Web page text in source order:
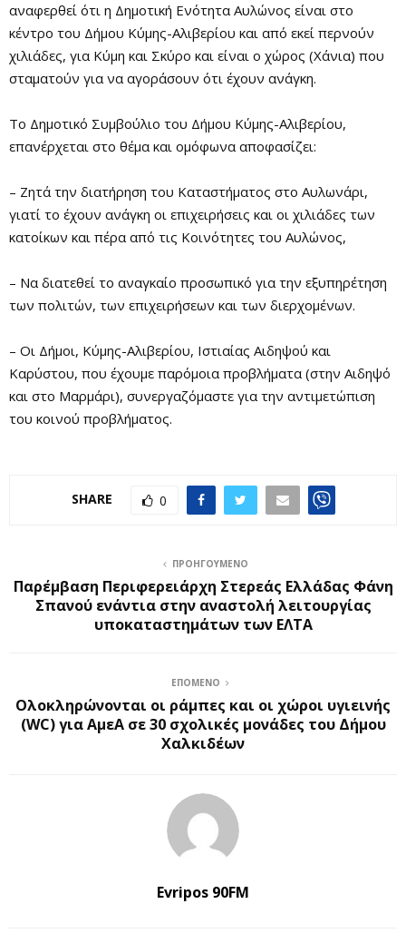
αναφερθεί ότι η Δημοτική Ενότητα Αυλώνος είναι στο
κέντρο του Δήμου Κύμης-Αλιβερίου και από εκεί περνούν
χιλιάδες, για Κύμη και Σκύρο και είναι ο χώρος (Χάνια) που
σταματούν για να αγοράσουν ότι έχουν ανάγκη.
Το Δημοτικό Συμβούλιο του Δήμου Κύμης-Αλιβερίου,
επανέρχεται στο θέμα και ομόφωνα αποφασίζει:
– Ζητά την διατήρηση του Καταστήματος στο Αυλωνάρι,
γιατί το έχουν ανάγκη οι επιχειρήσεις και οι χιλιάδες των
κατοίκων και πέρα από τις Κοινότητες του Αυλώνος,
– Να διατεθεί το αναγκαίο προσωπικό για την εξυπηρέτηση
των πολιτών, των επιχειρήσεων και των διερχομένων.
– Οι Δήμοι, Κύμης-Αλιβερίου, Ιστιαίας Αιδηψού και
Καρύστου, που έχουμε παρόμοια προβλήματα (στην Αιδηψό
και στο Μαρμάρι), συνεργαζόμαστε για την αντιμετώπιση
του κοινού προβλήματος.
SHARE 0
ΠΡΟΗΓΟΎΜΕΝΟ
Παρέμβαση Περιφερειάρχη Στερεάς Ελλάδας Φάνη
Σπανού ενάντια στην αναστολή λειτουργίας
υποκαταστημάτων των ΕΛΤΑ
ΕΠΌΜΕΝΟ
Ολοκληρώνονται οι ράμπες και οι χώροι υγιεινής
(WC) για ΑμεΑ σε 30 σχολικές μονάδες του Δήμου
Χαλκιδέων
Evripos 90FM